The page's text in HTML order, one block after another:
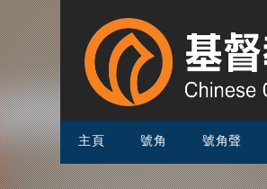
主頁 號角 號角聲